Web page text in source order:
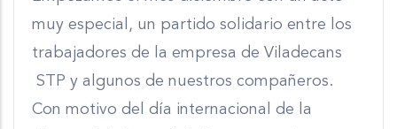
muy especial, un partido solidario entre los
trabajadores de la empresa de Viladecans
STP y algunos de nuestros compañeros.
Con motivo del día internacional de la